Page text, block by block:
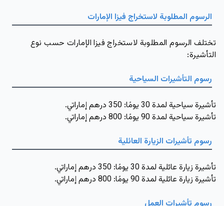
الرسوم المطلوبة لاستخراج فيزا الإمارات
تختلف الرسوم المطلوبة لاستخراج فيزا الإمارات حسب نوع
التأشيرة:
رسوم التأشيرات السياحية
تأشيرة سياحية لمدة 30 يومًا: 350 درهم إماراتي.
تأشيرة سياحية لمدة 90 يومًا: 800 درهم إماراتي.
رسوم تأشيرات الزيارة العائلية
تأشيرة زيارة عائلية لمدة 30 يومًا: 350 درهم إماراتي.
تأشيرة زيارة عائلية لمدة 90 يومًا: 800 درهم إماراتي.